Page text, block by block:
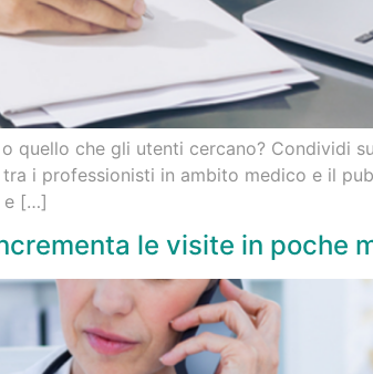
quello che gli utenti cercano? Condividi
i professionisti in ambito medico e il
e […]
le visite in poche